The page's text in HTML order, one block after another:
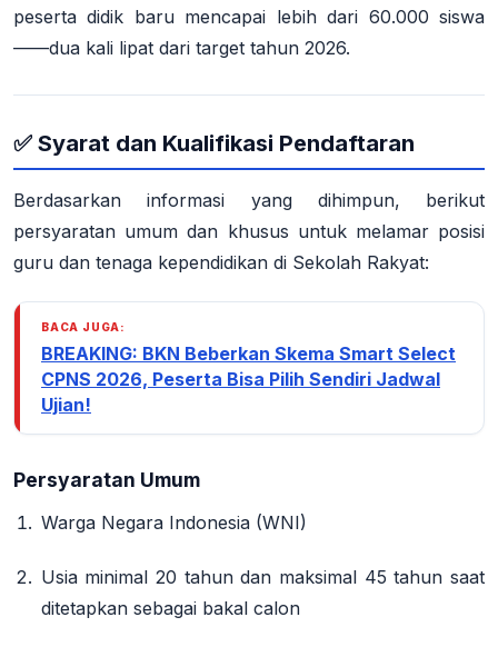
peserta didik baru mencapai lebih dari 60.000 siswa
——dua kali lipat dari target tahun 2026.
✅ Syarat dan Kualifikasi Pendaftaran
Berdasarkan informasi yang dihimpun, berikut
persyaratan umum dan khusus untuk melamar posisi
guru dan tenaga kependidikan di Sekolah Rakyat:
BACA JUGA:
BREAKING: BKN Beberkan Skema Smart Select
CPNS 2026, Peserta Bisa Pilih Sendiri Jadwal
Ujian!
Persyaratan Umum
Warga Negara Indonesia (WNI)
Usia minimal 20 tahun dan maksimal 45 tahun saat
ditetapkan sebagai bakal calon